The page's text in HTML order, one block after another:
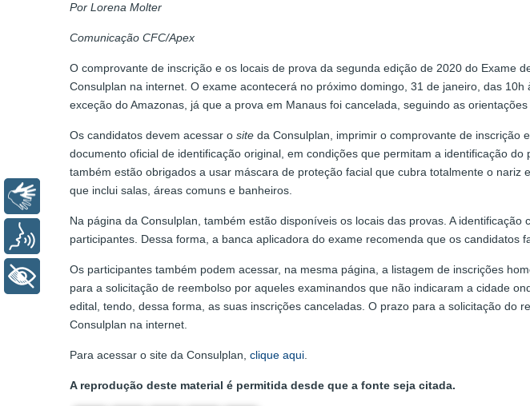
Por Lorena Molter
Comunicação CFC/Apex
O comprovante de inscrição e os locais de prova da segunda edição de 2020 do Exame
Consulplan na internet. O exame acontecerá no próximo domingo, 31 de janeiro, das
exceção do Amazonas, já que a prova em Manaus foi cancelada, seguindo as
Os candidatos devem acessar o site da Consulplan, imprimir o comprovante de inscrição
documento oficial de identificação original, em condições que permitam a identificação
também estão obrigados a usar máscara de proteção facial que cubra totalmente o
que inclui salas, áreas comuns e banheiros.
Na página da Consulplan, também estão disponíveis os locais das provas. A
participantes. Dessa forma, a banca aplicadora do exame recomenda que os candidatos
Os participantes também podem acessar, na mesma página, a listagem de inscrições
para a solicitação de reembolso por aqueles examinandos que não indicaram a cidade
edital, tendo, dessa forma, as suas inscrições canceladas. O prazo para a solicitação
Consulplan na internet.
Para acessar o site da Consulplan, clique aqui.
A reprodução deste material é permitida desde que a fonte seja citada.
Libras
Voz
+ Acessibilidade